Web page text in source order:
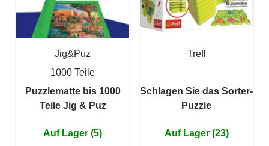
Jig&Puz
1000 Teile
Puzzlematte bis 1000
Teile Jig & Puz
Auf Lager (5)
Trefl
Schlagen Sie das Sorter-
Puzzle
Auf Lager (23)